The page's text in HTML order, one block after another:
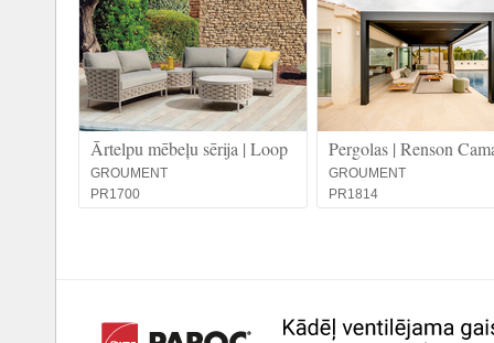
Ārtelpu mēbeļu sērija | Loop
GROUMENT
PR1700
Pergolas | Renson
GROUMENT
PR1814